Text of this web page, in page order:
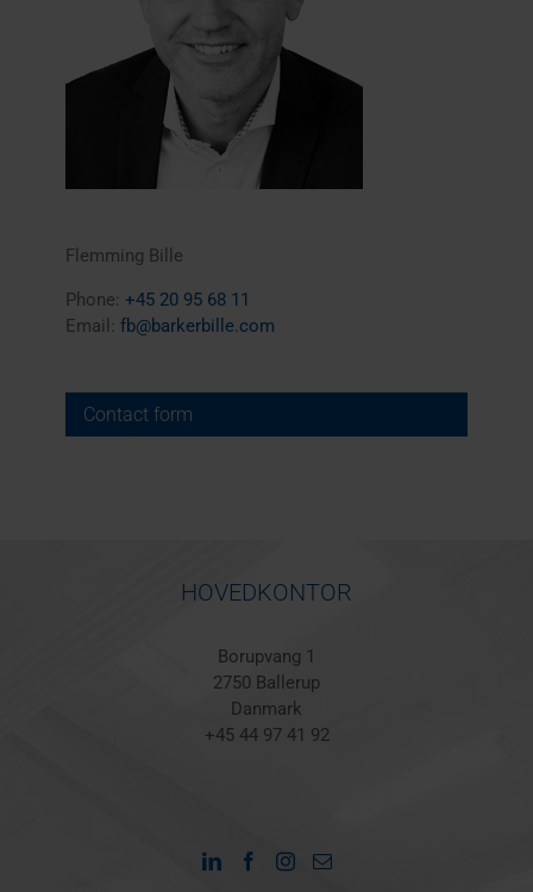
Flemming Bille
Phone: +45 20 95 68 11
Email: fb@barkerbille.com
Contact form
HOVEDKONTOR
Borupvang 1
2750 Ballerup
Danmark
+45 44 97 41 92